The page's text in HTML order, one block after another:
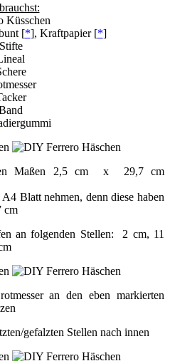
Küsschen
[*], Kraftpapier [*]
Stifte
Maßen 2,5 cm x 29,7 cm
Blatt nehmen, denn diese haben
cm
an folgenden Stellen: 2 cm, 11
an den eben markierten
gefalzten Stellen nach innen